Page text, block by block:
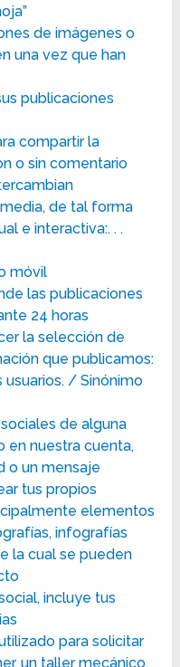
de imágenes o
una vez que han
publicaciones
compartir la
o sin comentario
de tal forma
e interactiva:. . .
móvil
las publicaciones
24 horas
la selección de
que publicamos:
/ Sinónimo
de alguna
en nuestra cuenta,
o un mensaje
tus propios
elementos
infografías
la cual se pueden
incluye tus
para solicitar
un taller mecánico,